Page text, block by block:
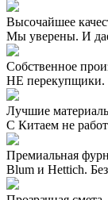
Высочайшее
Мы уверены. И
Собственное
НЕ перекупщики.
Лучшие
С Китаем не
Премиальная
Blum и Hettich.